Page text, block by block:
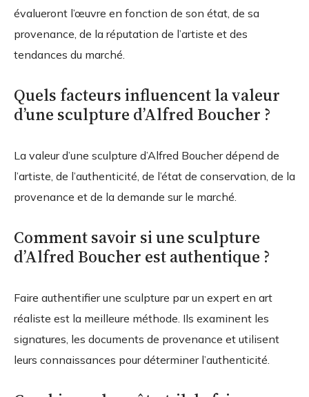
évalueront l’œuvre en fonction de son état, de sa
provenance, de la réputation de l’artiste et des
tendances du marché.
Quels facteurs influencent la valeur
d’une sculpture d’Alfred Boucher ?
La valeur d’une sculpture d’Alfred Boucher dépend de
l’artiste, de l’authenticité, de l’état de conservation, de la
provenance et de la demande sur le marché.
Comment savoir si une sculpture
d’Alfred Boucher est authentique ?
Faire authentifier une sculpture par un expert en art
réaliste est la meilleure méthode. Ils examinent les
signatures, les documents de provenance et utilisent
leurs connaissances pour déterminer l’authenticité.